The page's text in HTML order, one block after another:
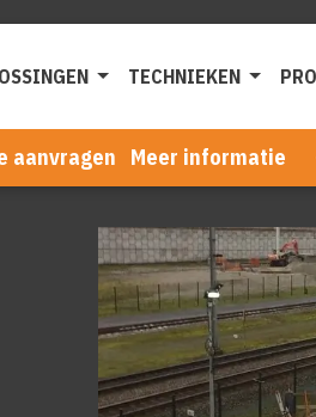
TECHNIEKEN
aanvragen Meer informatie